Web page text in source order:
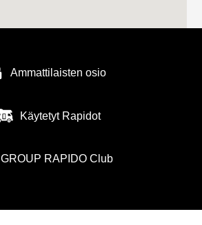
Ammattilaisten osio
Käytetyt Rapidot
GROUP RAPIDO Club